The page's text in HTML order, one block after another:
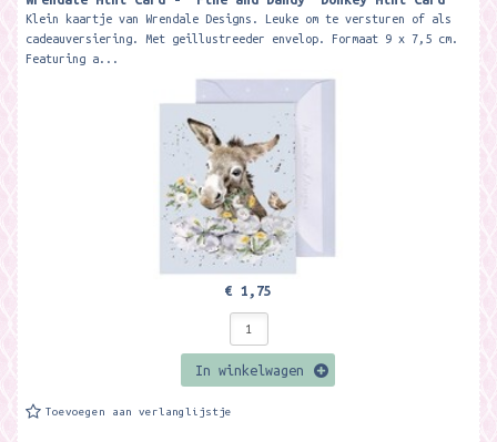
Klein kaartje van Wrendale Designs. Leuke om te versturen of als
cadeauversiering. Met geillustreeder envelop. Formaat 9 x 7,5 cm.
Featuring a...
€ 1,75
In winkelwagen
Toevoegen aan verlanglijstje